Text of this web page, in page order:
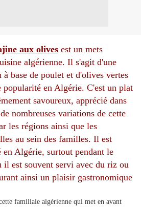
aux olives est un mets
algérienne. Il s'agit d'une
base de poulet et d'olives vertes
en Algérie. C'est un plat
savoureux, apprécié dans
nombreuses variations de cette
les régions ainsi que les
au sein des familles. Il est
Algérie, surtout pendant le
il est souvent servi avec du riz ou
ainsi un plaisir gastronomique
familiale algérienne qui met en avant